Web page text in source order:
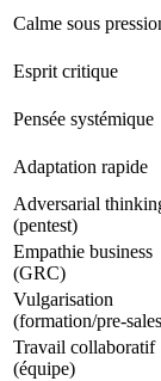
Calme sous
Esprit critique
Pensée systémique
Adaptation rapide
Adversarial
(pentest)
Empathie business
(GRC)
Vulgarisation
(formation/pre-
Travail collaboratif
(équipe)